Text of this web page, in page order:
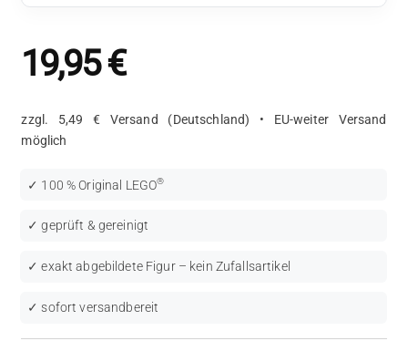
19,95€
zzgl. 5,49 € Versand (Deutschland) • EU-weiter Versand
möglich
✓ 100 % Original LEGO®
✓ geprüft & gereinigt
✓ exakt abgebildete Figur – kein Zufallsartikel
✓ sofort versandbereit